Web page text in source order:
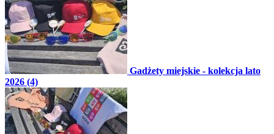
Gadżety miejskie - kolekcja lato
2026 (4)